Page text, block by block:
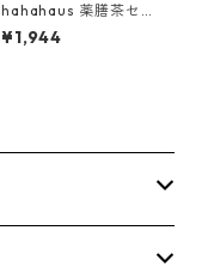
hahahaus 薬膳茶セッ
ト
¥1,944